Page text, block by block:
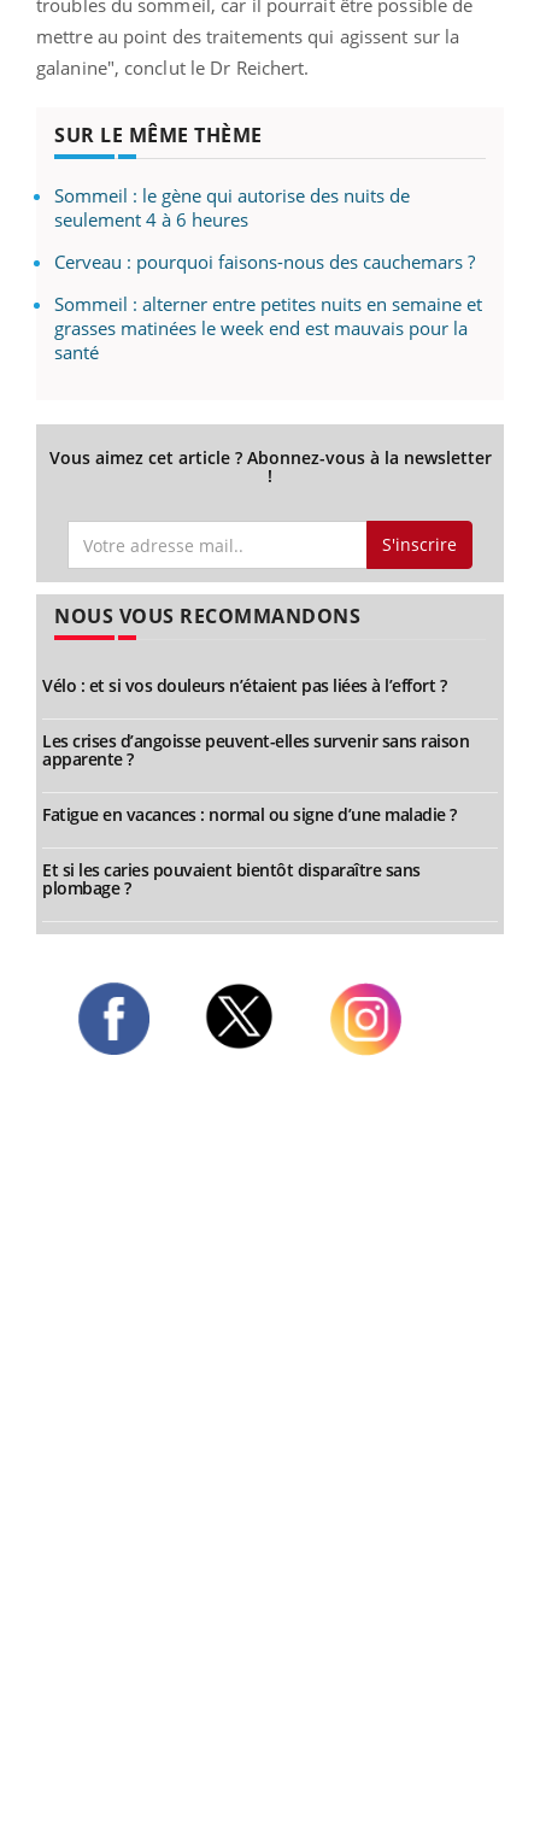
mettre au point des traitements qui agissent sur la
galanine", conclut le Dr Reichert.
SUR LE MÊME THÈME
Sommeil : le gène qui autorise des nuits de
seulement 4 à 6 heures
Cerveau : pourquoi faisons-nous des cauchemars ?
Sommeil : alterner entre petites nuits en semaine et
grasses matinées le week end est mauvais pour la
santé
Vous aimez cet article ? Abonnez-vous à la newsletter
!
S'inscrire
NOUS VOUS RECOMMANDONS
Vélo : et si vos douleurs n’étaient pas liées à l’effort ?
Les crises d’angoisse peuvent-elles survenir sans raison
apparente ?
Fatigue en vacances : normal ou signe d’une maladie ?
Et si les caries pouvaient bientôt disparaître sans
plombage ?